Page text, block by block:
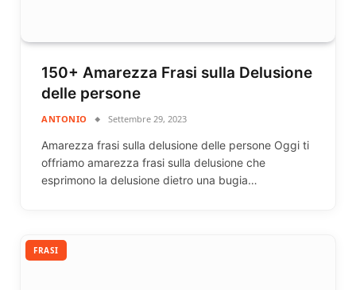
150+ Amarezza Frasi sulla Delusione
delle persone
ANTONIO Settembre 29, 2023
Amarezza frasi sulla delusione delle persone Oggi ti
offriamo amarezza frasi sulla delusione che
esprimono la delusione dietro una bugia…
FRASI